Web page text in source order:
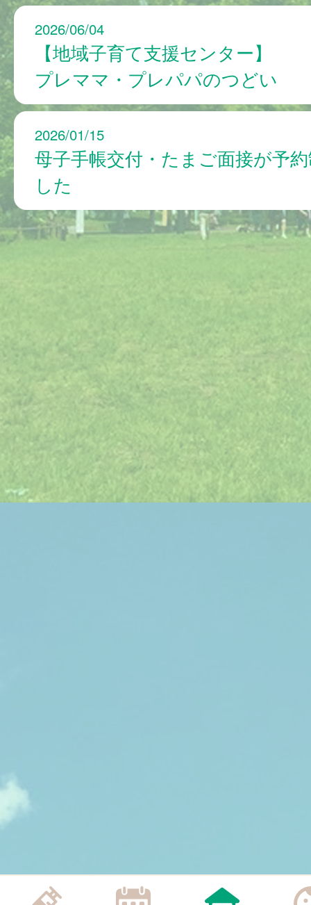
2026/06/04
【地域子育て支援センター】
プレママ・プレパパのつどい
2026/01/15
母子手帳交付・たまご面接が予
した